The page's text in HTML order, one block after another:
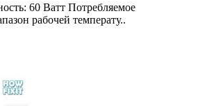
60 Ватт Потребляемое
рабочей температу..